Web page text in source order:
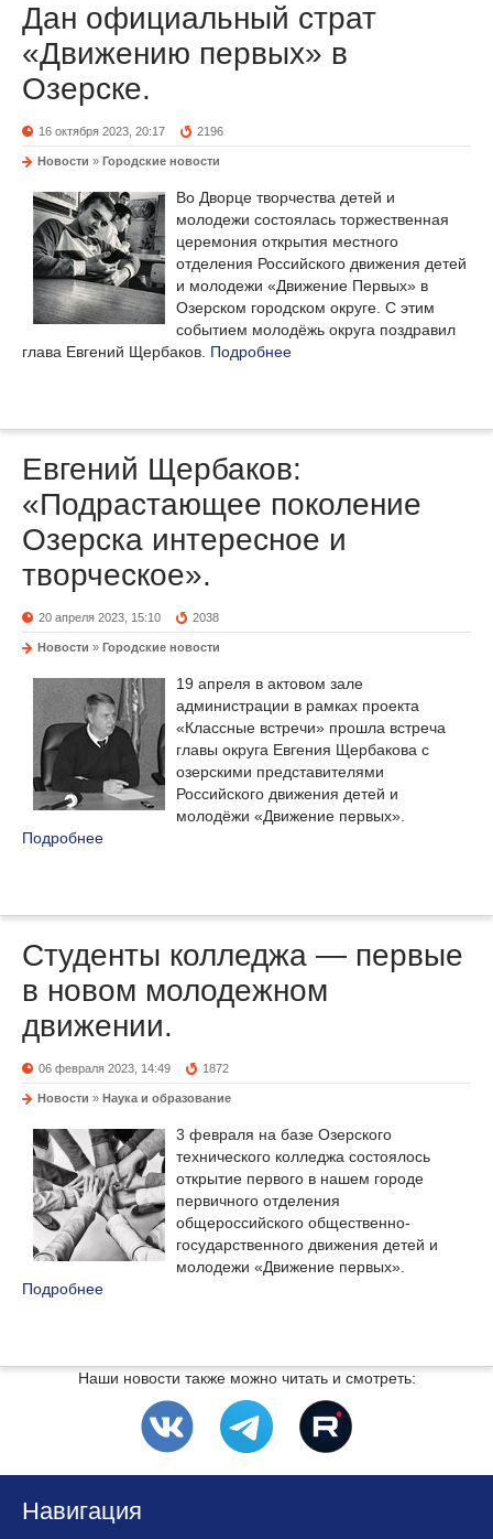
Дан официальный страт
«Движению первых» в
Озерске.
16 октября 2023, 20:17 2196
Новости » Городские новости
Во Дворце творчества детей и
молодежи состоялась торжественная
церемония открытия местного
отделения Российского движения детей
и молодежи «Движение Первых» в
Озерском городском округе. С этим
событием молодёжь округа поздравил
глава Евгений Щербаков. Подробнее
Евгений Щербаков:
«Подрастающее поколение
Озерска интересное и
творческое».
20 апреля 2023, 15:10 2038
Новости » Городские новости
19 апреля в актовом зале
администрации в рамках проекта
«Классные встречи» прошла встреча
главы округа Евгения Щербакова с
озерскими представителями
Российского движения детей и
молодёжи «Движение первых».
Подробнее
Студенты колледжа — первые
в новом молодежном
движении.
06 февраля 2023, 14:49 1872
Новости » Наука и образование
3 февраля на базе Озерского
технического колледжа состоялось
открытие первого в нашем городе
первичного отделения
общероссийского общественно-
государственного движения детей и
молодежи «Движение первых».
Подробнее
Наши новости также можно читать и смотреть:
Навигация